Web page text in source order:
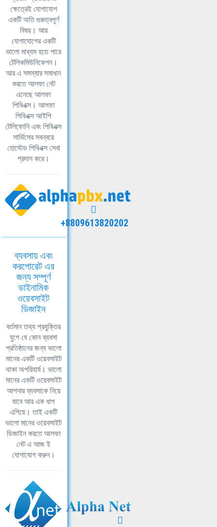
ক্ষেত্রেই যোগাযোগ
একটি অতি গুরুত্বপূর্ণ
বিষয়। আর
যোগাযোগের একটি
ভালো মাধ্যম হতে পারে
টেলিকমিউনিকেশন।
আর এ সমস্যার সমাধান
করতে আলফা নেট
এনেছে আলফা
পিবিএক্স। আলফা
পিবিএক্স আইপি
টেলিফোনি এবং পিবিএক্স
সার্ভিসের সবন্বয়ে
হোস্টেড পিবিএক্স সেবা
প্রদান করে।
+8809613820202
ব্যবসায় এবং
করপোরেট এর
জন্য সম্পূর্ণ
ডাইনামিক
ওয়েবসাইট
ডিজাইন
বর্তমান তথ্য প্রযুক্তির
যুগে যে কোন ব্যবসা
প্রতিষ্ঠানের জন্য ভালো
মানের একটি ওয়েবসাইট
থাকা অপরিহার্য। ভালো
মানের একটি ওয়েবসাইট
আপনার ব্যবসাকে নিয়ে
যাবে আর এক ধাপ
এগিয়ে। তাই একটি
ভালো মানের ওয়েবসাইট
ডিজাইন করতে আলফা
নেট এ আজ ই
যোগাযোগ করুন।